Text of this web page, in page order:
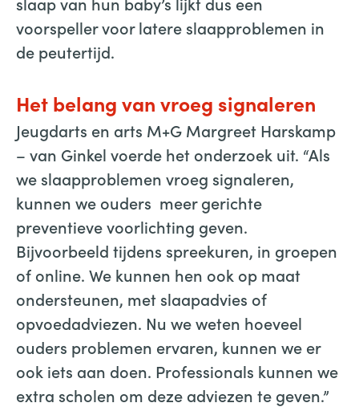
voorspeller voor latere slaapproblemen in
de peutertijd.
Het belang van vroeg signaleren
Jeugdarts en arts M+G Margreet Harskamp
– van Ginkel voerde het onderzoek uit. “Als
we slaapproblemen vroeg signaleren,
kunnen we ouders meer gerichte
preventieve voorlichting geven.
Bijvoorbeeld tijdens spreekuren, in groepen
of online. We kunnen hen ook op maat
ondersteunen, met slaapadvies of
opvoedadviezen. Nu we weten hoeveel
ouders problemen ervaren, kunnen we er
ook iets aan doen. Professionals kunnen we
extra scholen om deze adviezen te geven.”